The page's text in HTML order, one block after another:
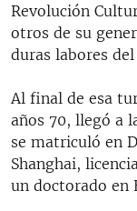
Revolución
otros de su
duras labores
Al final de esa
años 70, llegó a
se matriculó en
Shanghai,
un doctorado en